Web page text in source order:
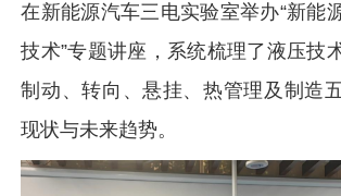
在新能源汽车三电实验室举办“新能
技术”专题讲座，系统梳理了液压技
制动、转向、悬挂、热管理及制造
现状与未来趋势。